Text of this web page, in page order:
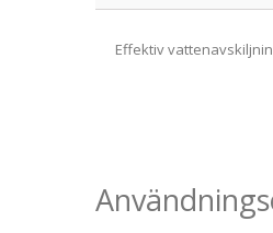
Effektiv